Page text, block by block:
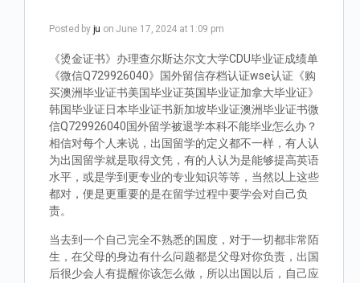
Posted by ju on June 17, 2024 at 1:09 pm
《烫金证书》办理查尔斯达尔文大学CDU毕业证成绩单
《微信Q729926040》国外留信存档认证wse认证《购
买澳洲毕业证书美国毕业证英国毕业证加拿大毕业证》
韩国毕业证日本毕业证书新加坡毕业证澳洲毕业证书微
信Q729926040国外留学被退学本科不能毕业怎么办？
相信对每个人来说，出国留学的定义都不一样，有人认
为出国留学就是取得文凭，有的人认为是能够提高英语
水平，或是学到更专业的专业知识等等，当然以上这些
都对，便是更重要的是在留学过程中要学会对自己负
责。
当去到一个自己完全不熟悉的国度，对于一切都非常陌
生，在父母的身边有什么问题都是父母对你负责，出国
后很少会人有提醒你该怎么做，所以出国以后，自己应